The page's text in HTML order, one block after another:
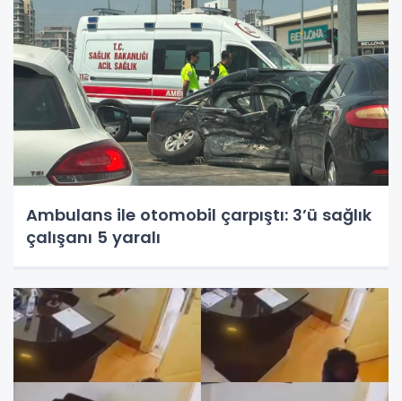
Ambulans ile otomobil çarpıştı: 3’ü sağlık
çalışanı 5 yaralı